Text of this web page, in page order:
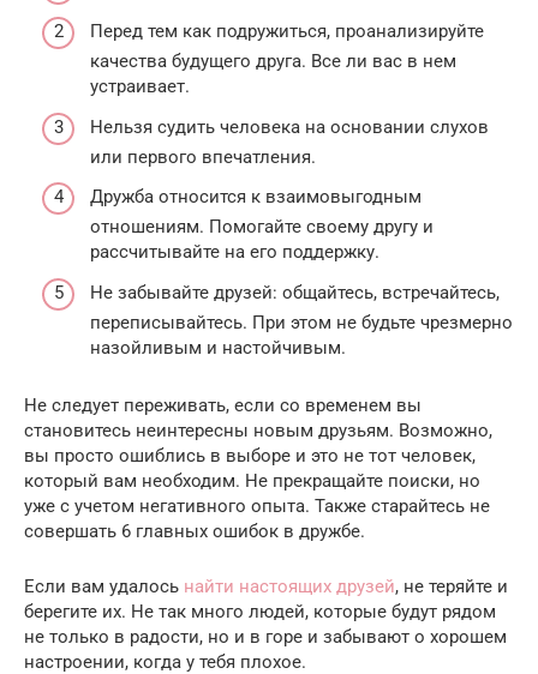
Перед тем как подружиться, проанализируйте
качества будущего друга. Все ли вас в нем
устраивает.
Нельзя судить человека на основании слухов
или первого впечатления.
Дружба относится к взаимовыгодным
отношениям. Помогайте своему другу и
рассчитывайте на его поддержку.
Не забывайте друзей: общайтесь, встречайтесь,
переписывайтесь. При этом не будьте чрезмерно
назойливым и настойчивым.
Не следует переживать, если со временем вы
становитесь неинтересны новым друзьям. Возможно,
вы просто ошиблись в выборе и это не тот человек,
который вам необходим. Не прекращайте поиски, но
уже с учетом негативного опыта. Также старайтесь не
совершать 6 главных ошибок в дружбе.
Если вам удалось найти настоящих друзей, не теряйте и
берегите их. Не так много людей, которые будут рядом
не только в радости, но и в горе и забывают о хорошем
настроении, когда у тебя плохое.